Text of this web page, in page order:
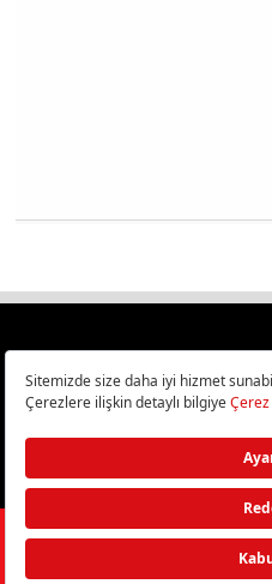
Bilişim ve Teknoloji
©2026Doğan Burda Dergi